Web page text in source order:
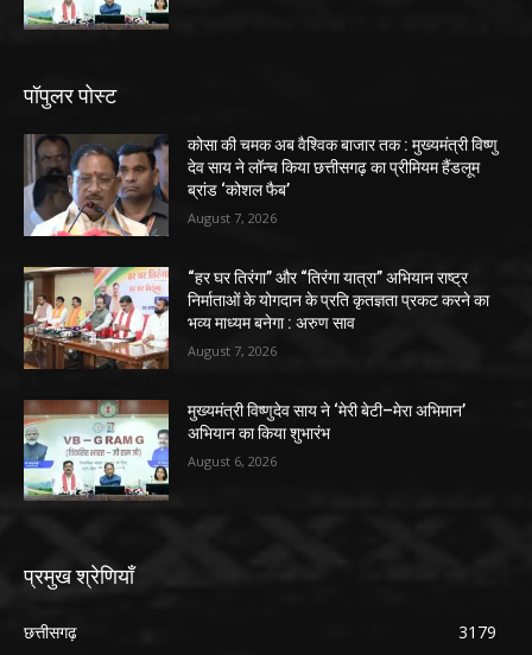
पॉपुलर पोस्ट
कोसा की चमक अब वैश्विक बाजार तक : मुख्यमंत्री विष्णु
देव साय ने लॉन्च किया छत्तीसगढ़ का प्रीमियम हैंडलूम
ब्रांड ‘कोशल फैब’
August 7, 2026
“हर घर तिरंगा” और “तिरंगा यात्रा” अभियान राष्ट्र
निर्माताओं के योगदान के प्रति कृतज्ञता प्रकट करने का
भव्य माध्यम बनेगा : अरुण साव
August 7, 2026
मुख्यमंत्री विष्णुदेव साय ने ‘मेरी बेटी–मेरा अभिमान’
अभियान का किया शुभारंभ
August 6, 2026
प्रमुख श्रेणियाँ
छत्तीसगढ़
3179